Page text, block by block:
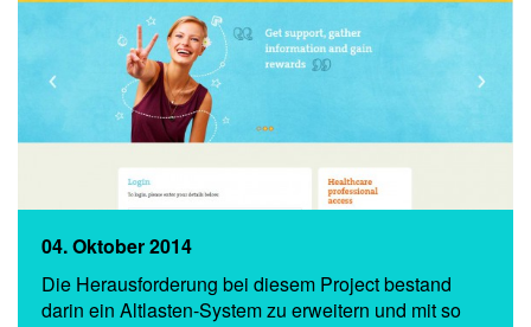
04. Oktober 2014
Die Herausforderung bei diesem Project bestand
darin ein Altlasten-System zu erweitern und mit so